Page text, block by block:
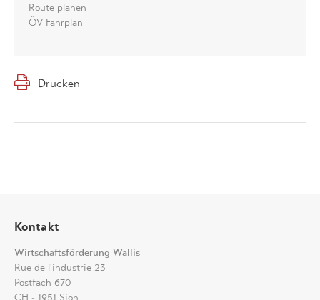
Route planen
ÖV Fahrplan
Drucken
Kontakt
Wirtschaftsförderung Wallis
Rue de l'industrie 23
Postfach 670
CH - 1951 Sion